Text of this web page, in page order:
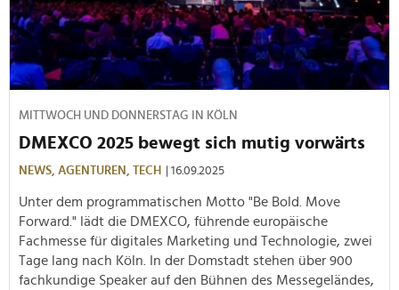
MITTWOCH UND DONNERSTAG IN KÖLN
DMEXCO 2025 bewegt sich mutig vorwärts
NEWS, AGENTUREN, TECH | 16.09.2025
Unter dem programmatischen Motto "Be Bold. Move
Forward." lädt die DMEXCO, führende europäische
Fachmesse für digitales Marketing und Technologie, zwei
Tage lang nach Köln. In der Domstadt stehen über 900
fachkundige Speaker auf den Bühnen des Messegeländes,